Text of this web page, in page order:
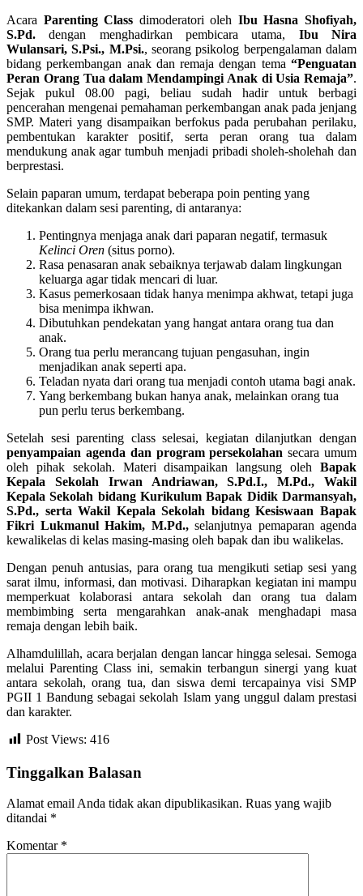
Acara Parenting Class dimoderatori oleh Ibu Hasna Shofiyah,
S.Pd. dengan menghadirkan pembicara utama, Ibu Nira
Wulansari, S.Psi., M.Psi., seorang psikolog berpengalaman dalam
bidang perkembangan anak dan remaja dengan tema “Penguatan
Peran Orang Tua dalam Mendampingi Anak di Usia Remaja”.
Sejak pukul 08.00 pagi, beliau sudah hadir untuk berbagi
pencerahan mengenai pemahaman perkembangan anak pada jenjang
SMP. Materi yang disampaikan berfokus pada perubahan perilaku,
pembentukan karakter positif, serta peran orang tua dalam
mendukung anak agar tumbuh menjadi pribadi sholeh-sholehah dan
berprestasi.
Selain paparan umum, terdapat beberapa poin penting yang
ditekankan dalam sesi parenting, di antaranya:
Pentingnya menjaga anak dari paparan negatif, termasuk
Kelinci Oren (situs porno).
Rasa penasaran anak sebaiknya terjawab dalam lingkungan
keluarga agar tidak mencari di luar.
Kasus pemerkosaan tidak hanya menimpa akhwat, tetapi juga
bisa menimpa ikhwan.
Dibutuhkan pendekatan yang hangat antara orang tua dan
anak.
Orang tua perlu merancang tujuan pengasuhan, ingin
menjadikan anak seperti apa.
Teladan nyata dari orang tua menjadi contoh utama bagi anak.
Yang berkembang bukan hanya anak, melainkan orang tua
pun perlu terus berkembang.
Setelah sesi parenting class selesai, kegiatan dilanjutkan dengan
penyampaian agenda dan program persekolahan secara umum
oleh pihak sekolah. Materi disampaikan langsung oleh Bapak
Kepala Sekolah Irwan Andriawan, S.Pd.I., M.Pd., Wakil
Kepala Sekolah bidang Kurikulum Bapak Didik Darmansyah,
S.Pd., serta Wakil Kepala Sekolah bidang Kesiswaan Bapak
Fikri Lukmanul Hakim, M.Pd., selanjutnya pemaparan agenda
kewalikelas di kelas masing-masing oleh bapak dan ibu walikelas.
Dengan penuh antusias, para orang tua mengikuti setiap sesi yang
sarat ilmu, informasi, dan motivasi. Diharapkan kegiatan ini mampu
memperkuat kolaborasi antara sekolah dan orang tua dalam
membimbing serta mengarahkan anak-anak menghadapi masa
remaja dengan lebih baik.
Alhamdulillah, acara berjalan dengan lancar hingga selesai. Semoga
melalui Parenting Class ini, semakin terbangun sinergi yang kuat
antara sekolah, orang tua, dan siswa demi tercapainya visi SMP
PGII 1 Bandung sebagai sekolah Islam yang unggul dalam prestasi
dan karakter.
Post Views: 416
Tinggalkan Balasan
Alamat email Anda tidak akan dipublikasikan. Ruas yang wajib
ditandai *
Komentar *